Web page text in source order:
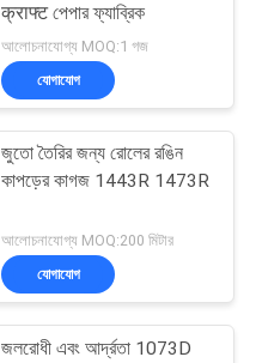
क्राफ्ट পেপার ফ্যাব্রিক
আলোচনাযোগ্য MOQ:1 গজ
যোগাযোগ
জুতো তৈরির জন্য রোলের রঙিন
কাপড়ের কাগজ 1443R 1473R
আলোচনাযোগ্য MOQ:200 মিটার
যোগাযোগ
জলরোধী এবং আর্দ্রতা 1073D